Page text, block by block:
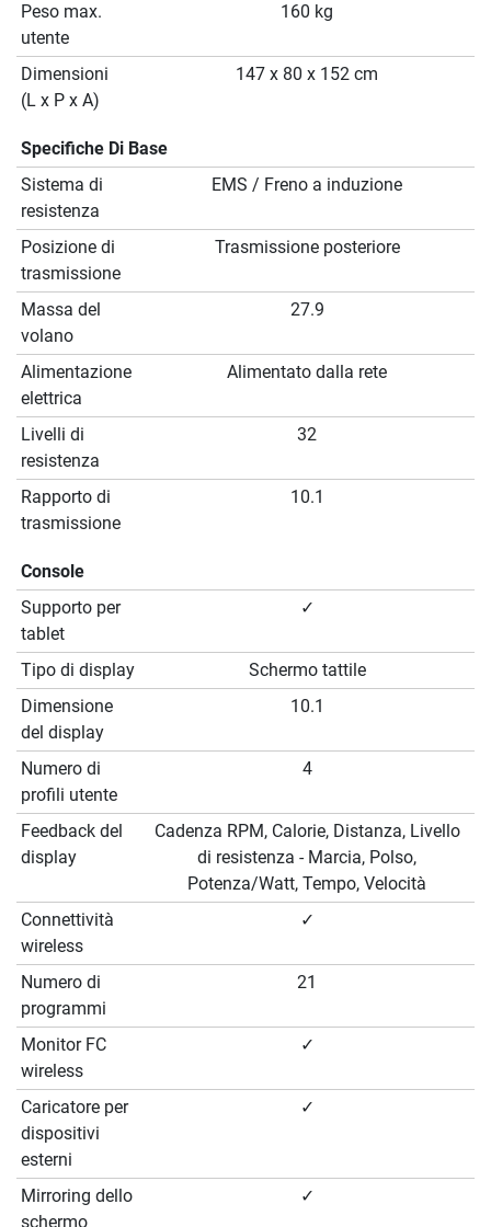
Peso max.
utente
160 kg
Dimensioni
(L x P x A)
147 x 80 x 152 cm
Specifiche Di Base
Sistema di
resistenza
EMS / Freno a induzione
Posizione di
trasmissione
Trasmissione posteriore
Massa del
volano
27.9
Alimentazione
elettrica
Alimentato dalla rete
Livelli di
resistenza
32
Rapporto di
trasmissione
10.1
Console
Supporto per
tablet
✓
Tipo di display
Schermo tattile
Dimensione
del display
10.1
Numero di
profili utente
4
Feedback del
display
Cadenza RPM, Calorie, Distanza, Livello
di resistenza - Marcia, Polso,
Potenza/Watt, Tempo, Velocità
Connettività
wireless
✓
Numero di
programmi
21
Monitor FC
wireless
✓
Caricatore per
dispositivi
esterni
✓
Mirroring dello
schermo
✓